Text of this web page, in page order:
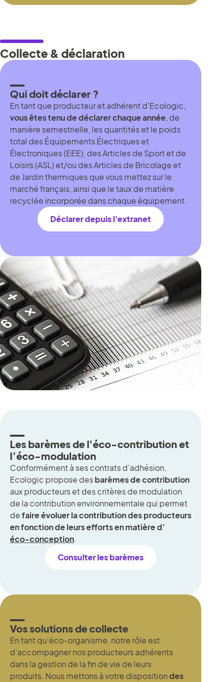
Collecte & déclaration
Qui doit déclarer ?
En tant que producteur et adhérent d’Ecologic,
vous êtes tenu de déclarer chaque année, de
manière semestrielle, les quantités et le poids
total des Équipements Électriques et
Électroniques (EEE), des Articles de Sport et de
Loisirs (ASL) et/ou des Articles de Bricolage et
de Jardin thermiques que vous mettez sur le
marché français, ainsi que le taux de matière
recyclée incorporée dans chaque équipement.
Déclarer depuis l'extranet
Les barèmes de l'éco-contribution et
l’éco-modulation
Conformément à ses contrats d’adhésion,
Ecologic propose desbarèmes de contribution
aux producteurs et des critères de modulation
de la contribution environnementale qui permet
defaire évoluer la contribution des producteurs
en fonction de leurs effortsen matière d’
éco-conception.
Consulter les barèmes
Vos solutions de collecte
En tant qu’éco-organisme, notre rôle est
d’accompagner nos producteurs adhérents
dans la gestion de la fin de vie de leurs
produits. Nous mettons à votre dispositiondes